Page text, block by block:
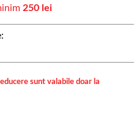
250 lei
sunt valabile doar la